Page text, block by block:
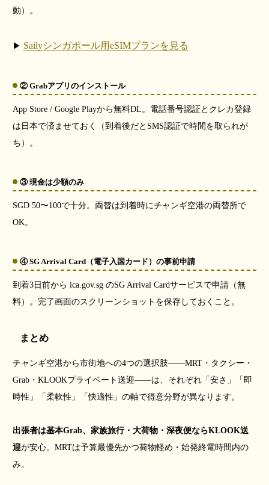
動）。
▶ Sailyシンガポール用eSIMプランを見る
② Grabアプリのインストール
App Store / Google Playから無料DL。電話番号認証とクレカ登録
は日本で済ませておく（到着後だとSMS認証で時間を取られが
ち）。
③ 現金は少額のみ
SGD 50〜100で十分。両替は到着時にチャンギ空港の両替所で
OK。
④ SG Arrival Card（電子入国カード）の事前申請
到着3日前から ica.gov.sg のSG Arrival Cardサービスで申請（無
料）。完了画面のスクリーンショットを保存しておくこと。
まとめ
チャンギ空港から市街地への4つの選択肢――MRT・タクシー・
Grab・KLOOKプライベート送迎――は、それぞれ「安さ」「即
時性」「柔軟性」「快適性」の軸で得意分野が異なります。
出張者は基本Grab、家族旅行・大荷物・深夜便ならKLOOK送
迎が安心。MRTは予算最優先かつ荷物軽め・始発終電時間内の
み。